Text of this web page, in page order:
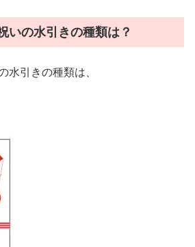
いの水引きの種類は？
水引きの種類は、